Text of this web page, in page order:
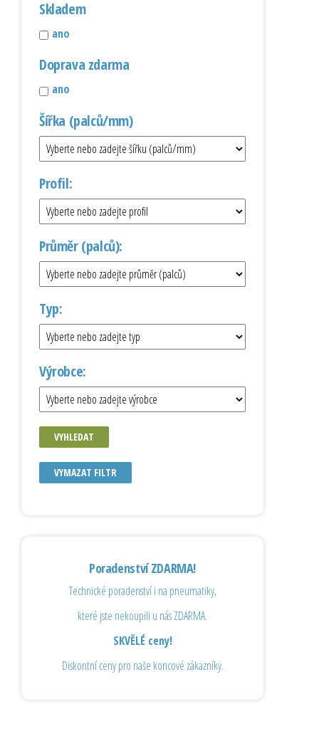
Skladem
ano
Doprava zdarma
ano
Šířka (palců/mm)
Profil:
Průměr (palců):
Typ:
Výrobce:
VYHLEDAT
VYMAZAT FILTR
Poradenství ZDARMA!
Technické poradenství i na pneumatiky,
které jste nekoupili u nás ZDARMA.
SKVĚLÉ ceny!
Diskontní ceny pro naše koncové zákazníky.